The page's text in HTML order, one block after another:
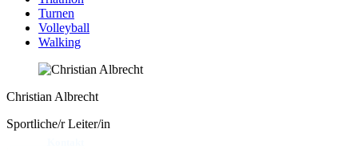
Turnen
Volleyball
Walking
Christian Albrecht
Sportliche/r Leiter/in